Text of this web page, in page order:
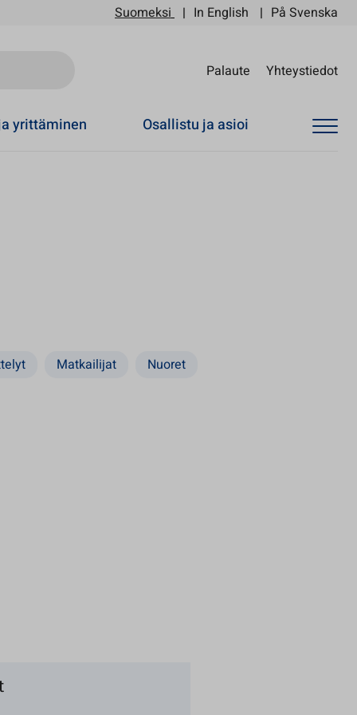
Suomeksi In English På Svenska
Palaute Yhteystiedot
yrittäminen Osallistu ja asioi
Matkailijat Nuoret